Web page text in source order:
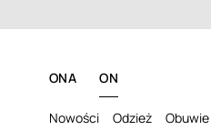
ONA ON
Nowości Odzież Obuwie